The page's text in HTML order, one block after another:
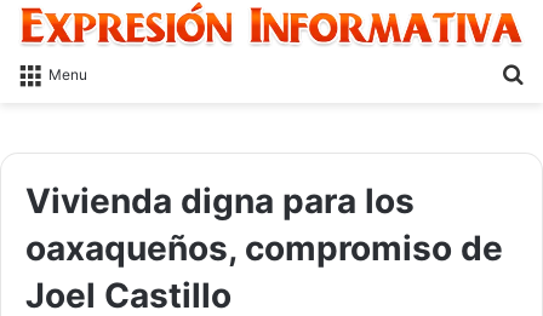
Menu
Vivienda digna para los
oaxaqueños, compromiso de
Joel Castillo